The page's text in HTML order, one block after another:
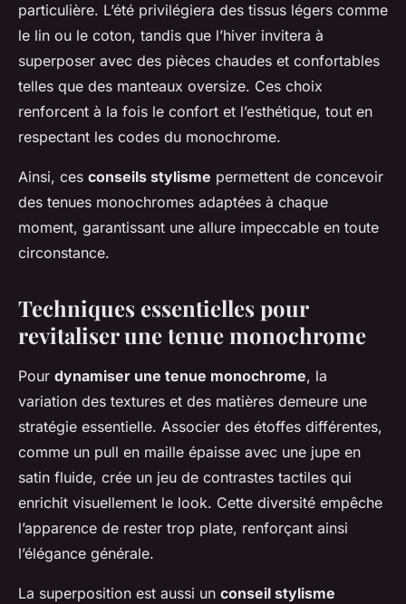
particulière. L’été privilégiera des tissus légers comme
le lin ou le coton, tandis que l’hiver invitera à
superposer avec des pièces chaudes et confortables
telles que des manteaux oversize. Ces choix
renforcent à la fois le confort et l’esthétique, tout en
respectant les codes du monochrome.
Ainsi, ces conseils stylisme permettent de concevoir
des tenues monochromes adaptées à chaque
moment, garantissant une allure impeccable en toute
circonstance.
Techniques essentielles pour
revitaliser une tenue monochrome
Pour dynamiser une tenue monochrome, la
variation des textures et des matières demeure une
stratégie essentielle. Associer des étoffes différentes,
comme un pull en maille épaisse avec une jupe en
satin fluide, crée un jeu de contrastes tactiles qui
enrichit visuellement le look. Cette diversité empêche
l’apparence de rester trop plate, renforçant ainsi
l’élégance générale.
La superposition est aussi un conseil stylisme